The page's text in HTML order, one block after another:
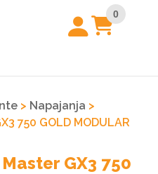
0
> Napajanja >
750 GOLD MODULAR
GX3 750